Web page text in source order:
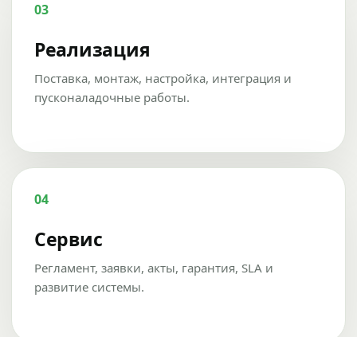
03
Реализация
Поставка, монтаж, настройка, интеграция и
пусконаладочные работы.
04
Сервис
Регламент, заявки, акты, гарантия, SLA и
развитие системы.